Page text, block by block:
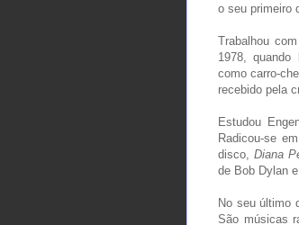
o seu primeiro
Trabalhou
1978,
como carro-
recebido pela
Estudou
Radicou-se
disco, Diana
de Bob Dylan
No seu último
São músicas